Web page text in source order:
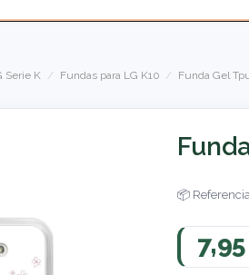
Serie K Fundas para LG K10 Funda Gel